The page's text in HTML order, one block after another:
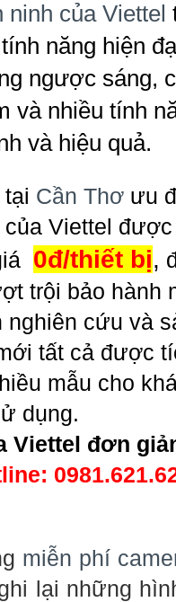
của Viettel
năng hiện
ngược sáng,
và nhiều tính
và hiệu quả.
Cần Thơ ưu
Viettel
0đ/thiết bị,
trội bảo hành
nghiên cứu và
tất cả được
mẫu cho
dụng.
Viettel đơn
miễn phí
lại những